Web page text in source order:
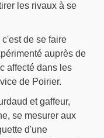
les rivaux à se
de se faire
auprès de
affecté dans les
de Poirier.
et gaffeur,
se mesurer aux
d'une